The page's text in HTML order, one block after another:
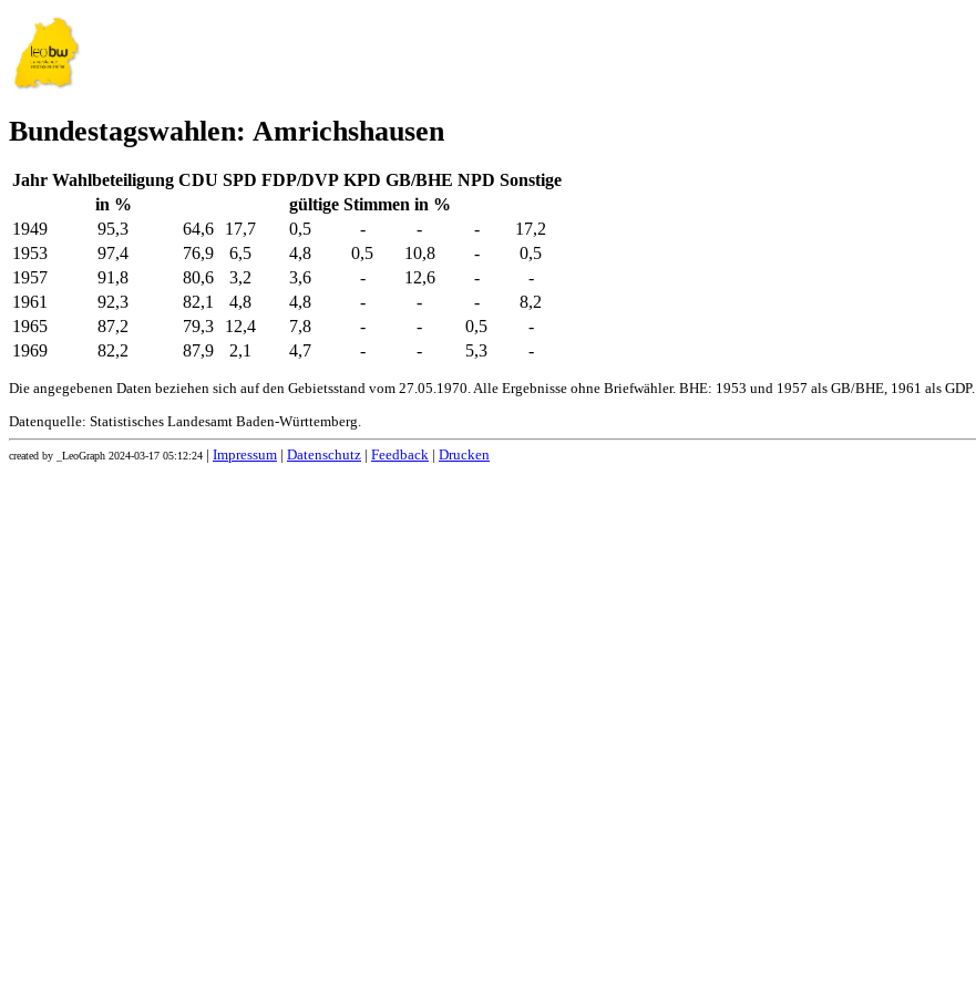
Bundestagswahlen: Amrichshausen
Jahr Wahlbeteiligung CDU SPD FDP/DVP KPD GB/BHE NPD Sonstige
in %
gültige Stimmen in %
1949
95,3 64,6 17,7 0,5 - - -
17,2
1953
97,4 76,9 6,5 4,8 0,5 10,8 -
0,5
1957
91,8 80,6 3,2 3,6 - 12,6 -
-
1961
92,3 82,1 4,8 4,8 - - -
8,2
1965
87,2 79,3 12,4 7,8 - - 0,5
-
1969
82,2 87,9 2,1 4,7 - - 5,3 -
Die angegebenen Daten beziehen sich auf den Gebietsstand vom 27.05.1970. Alle Ergebnisse ohne Briefwähler. BHE: 1953 und 1957 als GB/BHE, 1961 als GDP.
Datenquelle: Statistisches Landesamt Baden-Württemberg.
created by _LeoGraph 2024-03-17 05:12:24 Impressum Datenschutz Feedback Drucken